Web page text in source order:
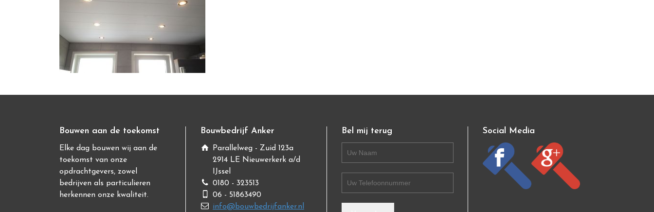
Bouwen aan de toekomst
Elke dag bouwen wij aan de
toekomst van onze
opdrachtgevers, zowel
bedrijven als particulieren
herkennen onze kwaliteit.
Bouwbedrijf Anker
Parallelweg - Zuid 123a
2914 LE Nieuwerkerk a/d
IJssel
0180 - 323513
06 - 51863490
info@bouwbedrijfanker.nl
Bel mij terug Social Media